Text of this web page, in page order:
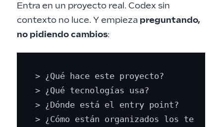
Entra en un proyecto real. Codex sin
contexto no luce. Y empieza preguntando,
no pidiendo cambios:
> ¿Qué hace este proyecto?
> ¿Qué tecnologías usa?
> ¿Dónde está el entry point?